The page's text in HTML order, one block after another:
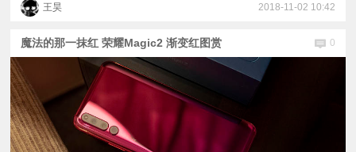
王昊 2018-11-02 10:42
魔法的那一抹红 荣耀Magic2 渐变红图赏 0